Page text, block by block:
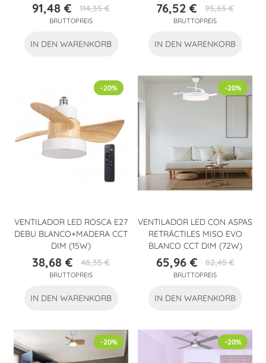
Preis
91,48 €Verkaufspreis
114,35 €
BRUTTOPREIS
IN DEN WARENKORB
Preis
76,52 €Verkaufspreis
95,65 €
BRUTTOPREIS
IN DEN WARENKORB
VENTILADOR LED ROSCA E27
DEBU BLANCO+MADERA CCT
DIM (15W)
Preis
38,68 €Verkaufspreis
48,35 €
BRUTTOPREIS
-20%
IN DEN WARENKORB
VENTILADOR LED CON ASPAS
RETRÁCTILES MISO EVO
BLANCO CCT DIM (72W)
Preis
65,96 €Verkaufspreis
82,45 €
BRUTTOPREIS
-20%
IN DEN WARENKORB
-20% -20%